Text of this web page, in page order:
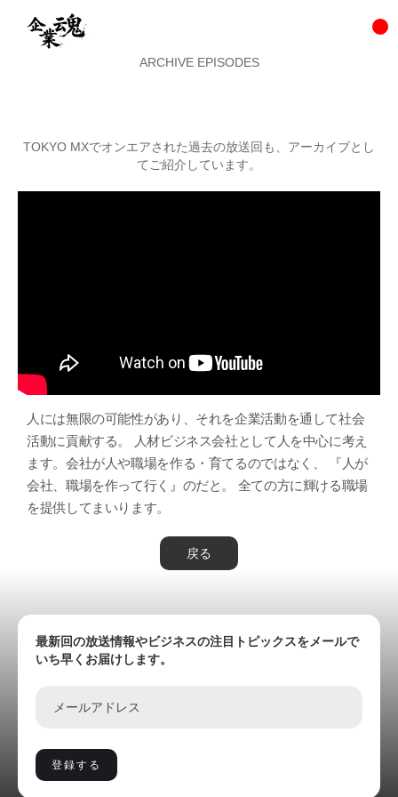
ARCHIVE EPISODES
TOKYO MXでオンエアされた過去の放送回も、アーカイブとし
てご紹介しています。
人には無限の可能性があり、それを企業活動を通して社会
活動に貢献する。 人材ビジネス会社として人を中心に考え
ます。会社が人や職場を作る・育てるのではなく、 『人が
会社、職場を作って行く』のだと。 全ての方に輝ける職場
を提供してまいります。
戻る
最新回の放送情報やビジネスの注目トピックスをメールで
いち早くお届けします。